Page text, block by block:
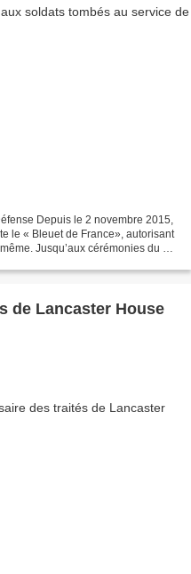
Depuis le 2 novembre 2015,
le « Bleuet de France», autorisant
Jusqu’aux cérémonies du «
de Lancaster House